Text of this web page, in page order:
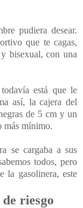
pudiera desear.
que te cagas,
bisexual, con una
está que le
así, la cajera del
de 5 cm y un
más mínimo.
se cargaba a sus
todos, pero
la gasolinera, este
riesgo